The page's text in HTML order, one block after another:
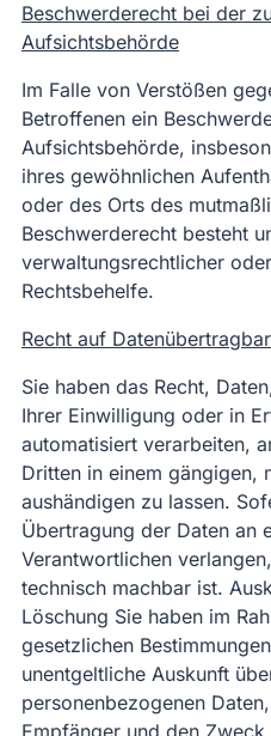
Beschwerderecht bei der
Aufsichtsbehörde
Im Falle von Verstößen
Betroffenen ein
Aufsichtsbehörde,
ihres gewöhnlichen
oder des Orts des
Beschwerderecht besteht
verwaltungsrechtlicher
Rechtsbehelfe.
Recht auf
Sie haben das Recht,
Ihrer Einwilligung oder in
automatisiert verarbeiten,
Dritten in einem gängigen,
aushändigen zu lassen.
Übertragung der Daten an
Verantwortlichen
technisch machbar ist.
Löschung Sie haben im
gesetzlichen
unentgeltliche Auskunft
personenbezogenen
Empfänger und den